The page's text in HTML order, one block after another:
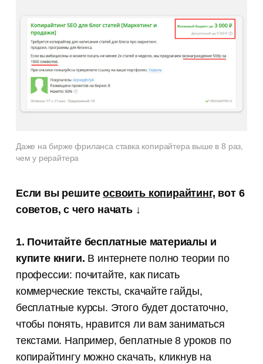
Даже на бирже фриланса ставка копирайтера выше в 8 раз,
чем у рерайтера
Если вы решитеосвоить копирайтинг, вот 6
советов, с чего начать ↓
1. Почитайте бесплатные материалы и
купите книги. В интернете полно теории по
профессии: почитайте, как писать
коммерческие тексты, скачайте гайды,
бесплатные курсы. Этого будет достаточно,
чтобы понять, нравится ли вам заниматься
текстами. Например, беплатные 8 уроков по
копирайтингу можно скачать, кликнув на